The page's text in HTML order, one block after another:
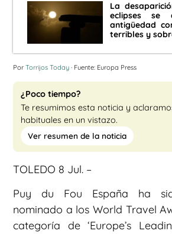
La
eclipses se
antigüedad
terribles y
Por Torrijos Today · Fuente: Europa Press
¿Poco tiempo?
Te resumimos esta noticia y
habituales en un vistazo.
Ver resumen de la noticia
TOLEDO 8 Jul. –
Puy du Fou España ha
nominado a los World Travel
categoría de ‘Europe’s